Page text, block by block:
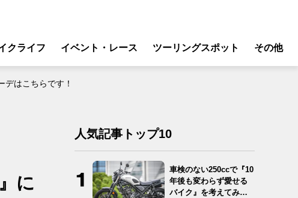
クライフ
タルバイク
イベント・レース ツーリングスポット その他
はこちらです！
に
人気記事トップ10
車検のない250ccで『10
年後も変わらず愛せる
バイク』を考えてみ